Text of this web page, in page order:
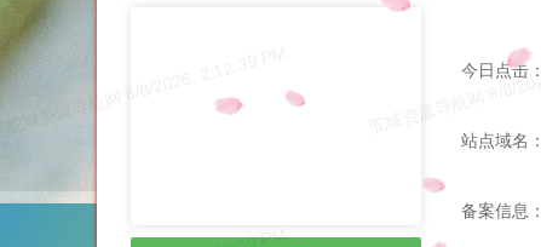
今日点击
站点域名
备案信息：